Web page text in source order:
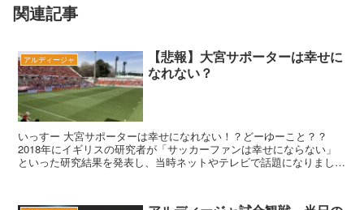
関連記事
アルディージャ
【悲報】大宮サポーターは幸せに
なれない？
いっすー 大宮サポーターは幸せになれない！？どーゆーこと？？
2018年にイギリスの研究者が「サッカーファンは幸せにならない」
といった研究結果を発表し、当時ネットやテレビで話題になりまし